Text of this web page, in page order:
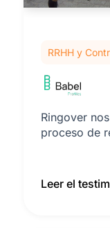
RRHH y
Ringover
proceso de
Leer el